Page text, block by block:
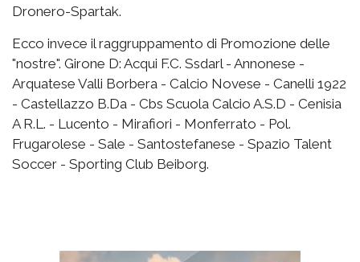
Dronero-Spartak.
Ecco invece il raggruppamento di Promozione delle
"nostre". Girone D: Acqui F.C. Ssdarl - Annonese -
Arquatese Valli Borbera - Calcio Novese - Canelli 1922
- Castellazzo B.Da - Cbs Scuola Calcio A.S.D - Cenisia
A R.L. - Lucento - Mirafiori - Monferrato - Pol.
Frugarolese - Sale - Santostefanese - Spazio Talent
Soccer - Sporting Club Beiborg.